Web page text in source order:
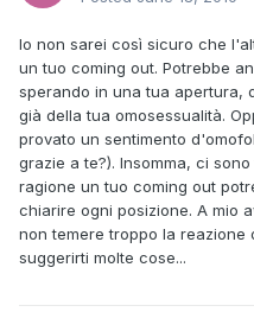
Io non sarei così sicuro che
un tuo coming out. Potrebbe
sperando in una tua apertura,
già della tua omosessualità.
provato un sentimento
grazie a te?). Insomma, ci
ragione un tuo coming out
chiarire ogni posizione. A mio
non temere troppo la reazione
suggerirti molte cose...